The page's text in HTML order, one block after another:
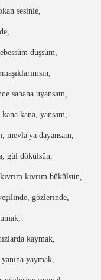
sesinle,
düşsüm,
sabaha uyansam,
kana, yansam,
mevla'ya dayansam,
gül dökülsün,
kıvrım bükülsün,
gözlerinde,
kaymak,
yaymak,